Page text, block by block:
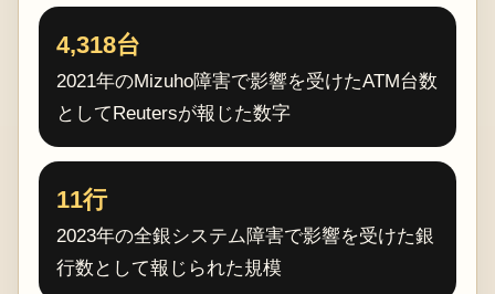
4,318台
2021年のMizuho障害で影響を受けたATM台数
としてReutersが報じた数字
11行
2023年の全銀システム障害で影響を受けた銀
行数として報じられた規模